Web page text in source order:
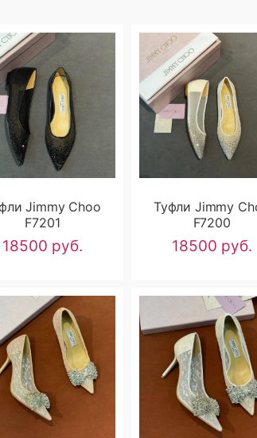
Jimmy Choo
F7201
18500 руб.
Туфли Jimmy
F7200
18500 руб.